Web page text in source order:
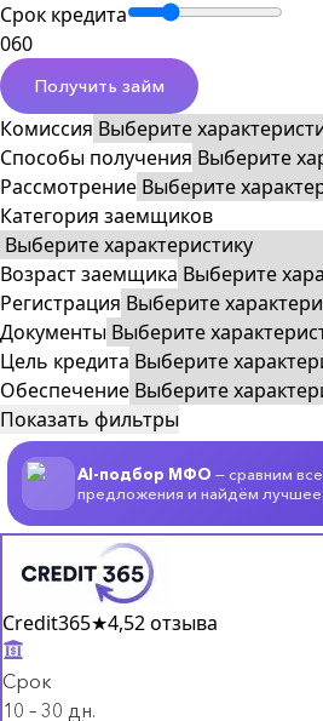
Срок кредита
060
Получить займ
Комиссия
Способы получения
Рассмотрение
Категория заемщиков
Возраст заемщика
Регистрация
Документы
Цель кредита
Обеспечение
Показать фильтры
AI-подбор МФО — сравним все
предложения и найдём лучшее
Credit365★4,52 отзыва
Срок
10 – 30 дн.